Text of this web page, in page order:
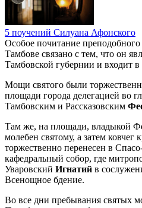
5 поучений Силуана Афонского
Особое почитание
Тамбове связано с тем, что он
Тамбовской губернии и входит
Мощи святого были
площади города делегацией во
Тамбовским и Рассказовским
Там же, на площади, владыкой
молебен святому, а затем
торжественно перенесен в
кафедральный собор, где
Уваровский Игнатий в
Всенощное бдение.
Во все дни пребывания святых